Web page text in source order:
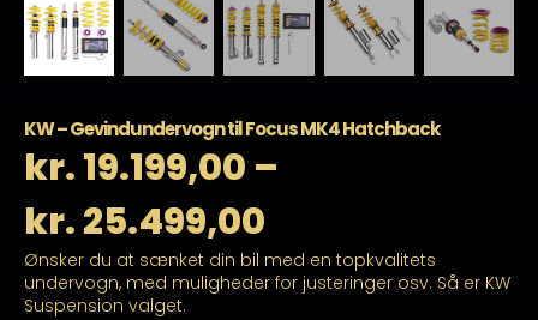
KW – Gevindundervogn til Focus MK4 Hatchback
kr.19.199,00 –
kr.25.499,00
kr. 19.199,00
Ønsker du at sænket din bil med en topkvalitets
undervogn, med muligheder for justeringer osv. Så er KW
Suspension valget.